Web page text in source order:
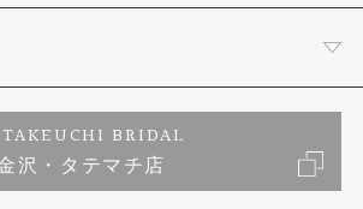
TAKEUCHI BRIDAL
沢・タテマチ店